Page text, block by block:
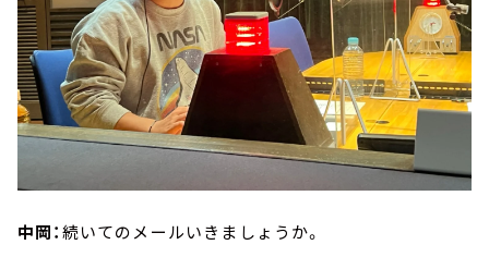
中岡：続いてのメールいきましょうか。